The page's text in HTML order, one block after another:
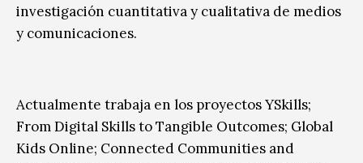
investigación cuantitativa y cualitativa de medios
y comunicaciones.
Actualmente trabaja en los proyectos YSkills;
From Digital Skills to Tangible Outcomes; Global
Kids Online; Connected Communities and